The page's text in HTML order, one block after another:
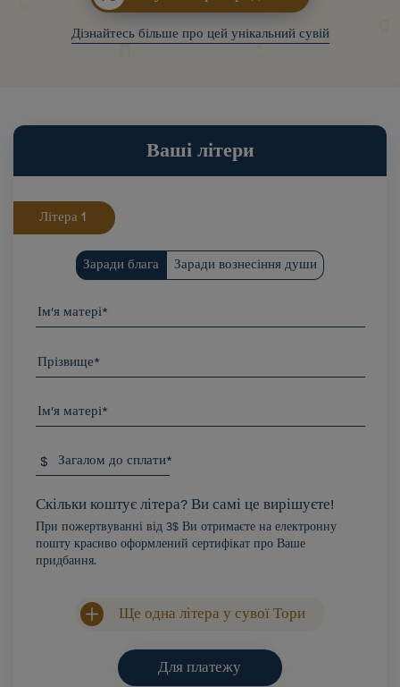
Дізнайтесь більше про цей унікальний сувій
Ваші літери
Літера
Заради блага Заради вознесіння души
Ім'я матері*
Прізвище*
Ім'я матері*
Загалом до сплати*
$
Скільки коштує літера? Ви самі це вирішуєте!
При пожертвуванні від 3$ Ви отримаєте на електронну
пошту красиво оформлений сертифікат про Ваше
придбання.
Ще одна літера у сувої Тори
Для платежу